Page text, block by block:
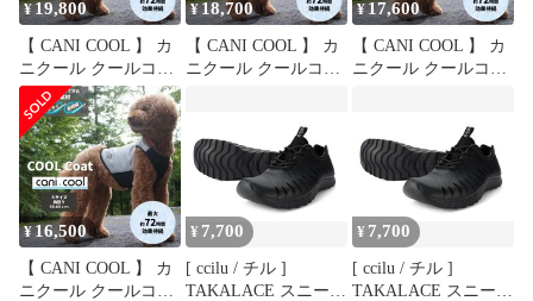
ります。あらかじめご了承のうえ、お買い求めください。
※電源は交流100V、定格15A以上のコンセントを単独で使用し
てください。
※熱や湿気に弱い壁、家具、敷物などの近くでは使用しないで
ください。
商品情報
品名	±0 Automatic Dispenser
プラスマイナスゼロ スタイルスチーマー S
サイズ	約 幅 91mm×奥行き 92mm×高さ 205mm
¥19,800
【 CANI COOL 】 カ
ニクール クールコー
ト クールジャケット
クール 冷却 夏 熱中
症 暑さ対策 散歩 72
時間 ファスナー 軽量
犬 愛犬 ペット（ XL
サイズ ）
¥18,700
【 CANI COOL 】 カ
ニクール クールコー
症 暑さ対策 散歩 72
時間 ファスナー 軽量
犬 愛犬 ペット（ Lサ
¥17,600
【 CANI COOL 】 カ
ニクール クールコー
症 暑さ対策 散歩 72
時間 ファスナー 軽量
犬 愛犬 ペット（ Mサ
¥16,500
【 CANI COOL 】 カ
ニクール クールコー
¥ 7,700
[ ccilu / チル ]
TAKALACE スニーカ
¥ 7,700
[ ccilu / チル ]
TAKALACE スニーカ